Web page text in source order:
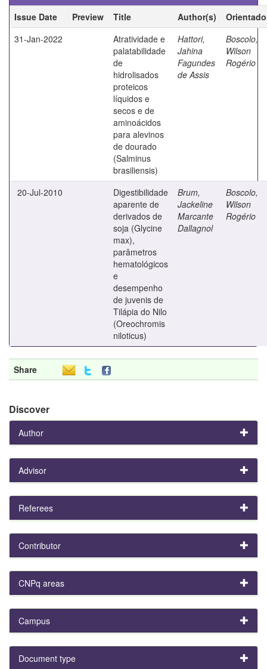
Issue Date
Preview Title Author(s)
31-Jan-2022
Atratividade e
palatabilidade
de
hidrolisados
proteicos
líquidos e
secos e de
aminoácidos
para alevinos
de dourado
(Salminus
brasiliensis)
Hattori,
Jahina
Fagundes
de Assis
Boscolo,
Wilson
Rogério
20-Jul-2010
Digestibilidade
aparente de
derivados de
soja (Glycine
max),
parâmetros
hematológicos
e
desempenho
de juvenis de
Tilápia do Nilo
(Oreochromis
niloticus)
Brum,
Jackeline
Marcante
Dallagnol
Boscolo,
Wilson
Rogério
Share
Discover
Author
Advisor
Referees
Contributor
CNPq areas
Campus
Document type